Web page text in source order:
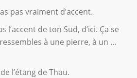
pas vraiment d’accent.
l’accent de ton Sud, d’ici. Ça se
à une pierre, à un …
l’étang de Thau.